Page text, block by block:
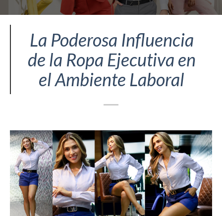
La Poderosa Influencia
de la Ropa Ejecutiva en
el Ambiente Laboral